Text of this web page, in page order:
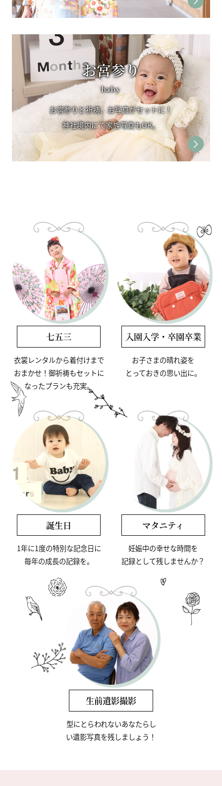
お宮参り
baby
お宮参りと祈祷、お写真がセットに！
神社境内にて家族写真もOK。
七五三
⾐裳レンタルから着付けまで
おまかせ！ 御祈祷もセットに
なったプランも充実。
⼊園⼊学・卒園卒業
お⼦さまの晴れ姿を
とっておきの思い出に。
誕⽣⽇
1年に1度の特別な記念⽇に
毎年の成⻑の記録を。
マタニティ
妊娠中の幸せな時間を
記録として残しませんか？
生前遺影撮影
型にとらわれないあなたらし
い遺影写真を残しましょう！